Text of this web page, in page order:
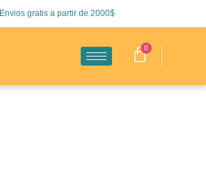
Envios gratis a partir de 2000$
0